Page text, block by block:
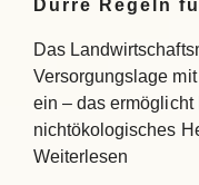
Dürre Regeln
Das
Versorgungslage
ein – das ermöglicht
nichtökologisches
Weiterlesen